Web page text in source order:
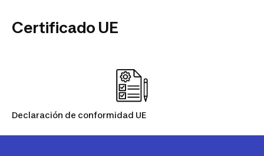
Certificado UE
Declaración de conformidad UE